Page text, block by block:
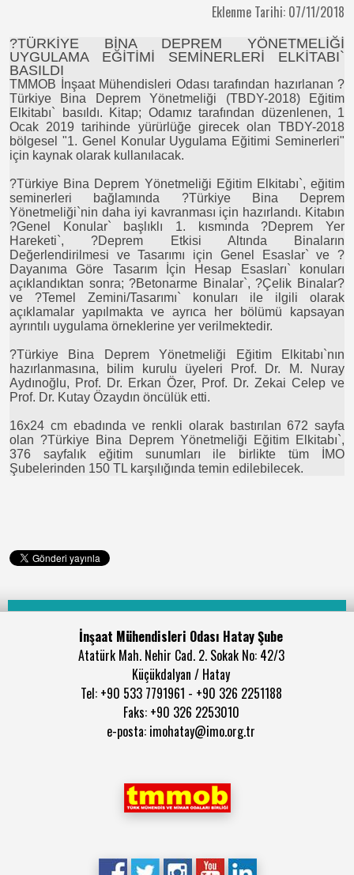
Eklenme Tarihi: 07/11/2018
?TÜRKİYE BİNA DEPREM YÖNETMELİĞİ
UYGULAMA EĞİTİMİ SEMİNERLERİ ELKİTABI`
BASILDI
TMMOB İnşaat Mühendisleri Odası tarafından hazırlanan ?
Türkiye Bina Deprem Yönetmeliği (TBDY-2018) Eğitim
Elkitabı` basıldı. Kitap; Odamız tarafından düzenlenen, 1
Ocak 2019 tarihinde yürürlüğe girecek olan TBDY-2018
bölgesel "1. Genel Konular Uygulama Eğitimi Seminerleri"
için kaynak olarak kullanılacak.
?Türkiye Bina Deprem Yönetmeliği Eğitim Elkitabı`, eğitim
seminerleri bağlamında ?Türkiye Bina Deprem
Yönetmeliği`nin daha iyi kavranması için hazırlandı. Kitabın
?Genel Konular` başlıklı 1. kısmında ?Deprem Yer
Hareketi`, ?Deprem Etkisi Altında Binaların
Değerlendirilmesi ve Tasarımı için Genel Esaslar` ve ?
Dayanıma Göre Tasarım İçin Hesap Esasları` konuları
açıklandıktan sonra; ?Betonarme Binalar`, ?Çelik Binalar?
ve ?Temel Zemini/Tasarımı` konuları ile ilgili olarak
açıklamalar yapılmakta ve ayrıca her bölümü kapsayan
ayrıntılı uygulama örneklerine yer verilmektedir.
?Türkiye Bina Deprem Yönetmeliği Eğitim Elkitabı`nın
hazırlanmasına, bilim kurulu üyeleri Prof. Dr. M. Nuray
Aydınoğlu, Prof. Dr. Erkan Özer, Prof. Dr. Zekai Celep ve
Prof. Dr. Kutay Özaydın öncülük etti.
16x24 cm ebadında ve renkli olarak bastırılan 672 sayfa
olan ?Türkiye Bina Deprem Yönetmeliği Eğitim Elkitabı`,
376 sayfalık eğitim sunumları ile birlikte tüm İMO
Şubelerinden 150 TL karşılığında temin edilebilecek.
İnşaat Mühendisleri Odası Hatay Şube
Atatürk Mah. Nehir Cad. 2. Sokak No: 42/3
Küçükdalyan / Hatay
Tel: +90 533 7791961 - +90 326 2251188
Faks: +90 326 2253010
e-posta: imohatay@imo.org.tr